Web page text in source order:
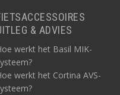
& ADVIES
werkt het Basil MIK-
werkt het Cortina AVS-